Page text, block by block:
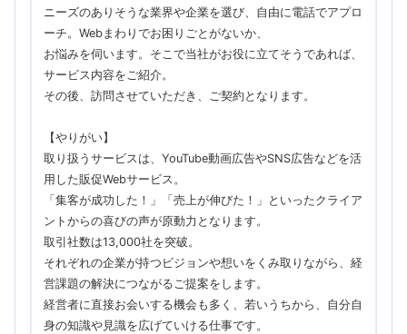
ニーズのありそうな業界や企業を選び、⾃由に電話でアプロ
ーチ。Webまわりでお困りごとがないか、
お悩みを伺います。そこで当社がお役に⽴てそうであれば、
サービス内容をご紹介。
その後、訪問させていただき、ご契約となります。
【やりがい】
取り扱うサービスは、YouTube動画広告やSNS広告などを活
用した販促Webサービス。
「集客が成功した！」「売上が伸びた！」といったクライア
ントからの喜びの声が原動力となります。
取引社数は13,000社を突破。
それぞれの企業が持つビジョンや想いをくみ取りながら、経
営課題の解決につながるご提案をします。
経営者に直接お会いする機会も多く、若いうちから、自分自
身の知識や見識を広げていける仕事です。